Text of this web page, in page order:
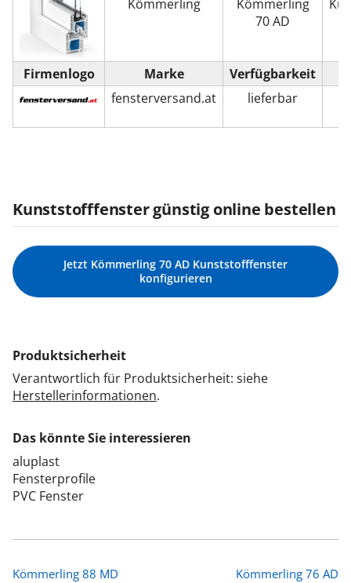
Kömmerling
Kömmerling
70 AD
Firmenlogo
Marke
fensterversand.at
Verfügbarkeit
lieferbar
Kunststofffenster günstig online bestellen
Jetzt Kömmerling 70 AD Kunststofffenster
konfigurieren
Produktsicherheit
Verantwortlich für Produktsicherheit: siehe
Herstellerinformationen.
Das könnte Sie interessieren
aluplast
Fensterprofile
PVC Fenster
Kömmerling 88 MD Kömmerling 76 AD